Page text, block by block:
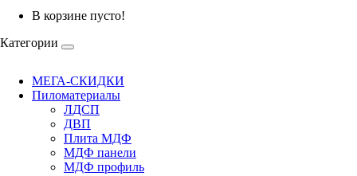
В корзине пусто!
Категории
МЕГА-СКИДКИ
Пиломатериалы
ЛДСП
ДВП
Плита МДФ
МДФ панели
МДФ профиль